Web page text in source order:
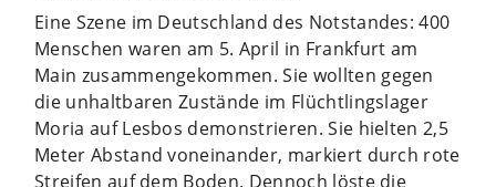
Eine Szene im Deutschland des Notstandes: 400
Menschen waren am 5. April in Frankfurt am
Main zusammengekommen. Sie wollten gegen
die unhaltbaren Zustände im Flüchtlingslager
Moria auf Lesbos demonstrieren. Sie hielten 2,5
Meter Abstand voneinander, markiert durch rote
Streifen auf dem Boden. Dennoch löste die